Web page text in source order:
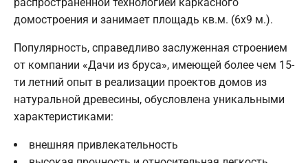
домостроения и занимает площадь кв.м. (6х9 м.).
Популярность, справедливо заслуженная строением
от компании «Дачи из бруса», имеющей более чем 15-
ти летний опыт в реализации проектов домов из
натуральной древесины, обусловлена уникальными
характеристиками:
внешняя привлекательность